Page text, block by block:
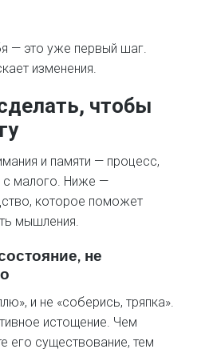
— это уже первый шаг.
изменения.
чтобы
и памяти — процесс,
с малого. Ниже —
которое поможет
мышления.
не
и не «соберись, тряпка».
истощение. Чем
его существование, тем